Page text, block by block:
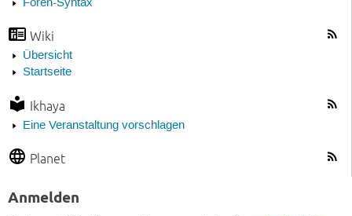
Foren-Syntax
Wiki
Übersicht
Startseite
Ikhaya
Eine Veranstaltung vorschlagen
Planet
Anmelden